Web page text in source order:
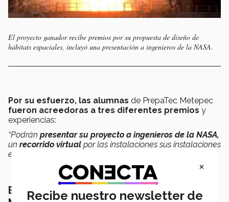
El proyecto ganador recibe premios por su propuesta de diseño de
hábitats espaciales, incluyó una presentación a ingenieros de la NASA.
Por su esfuerzo, las alumnas de PrepaTec Metepec
fueron acreedoras a tres diferentes premios y
experiencias:
“Podrán presentar su proyecto a ingenieros de la NASA,
un recorrido virtual por las instalaciones sus instalaciones
en Houston y un
El torneo ISSDT llegó por primera vez a
×
Recibe nuestro newsletter de